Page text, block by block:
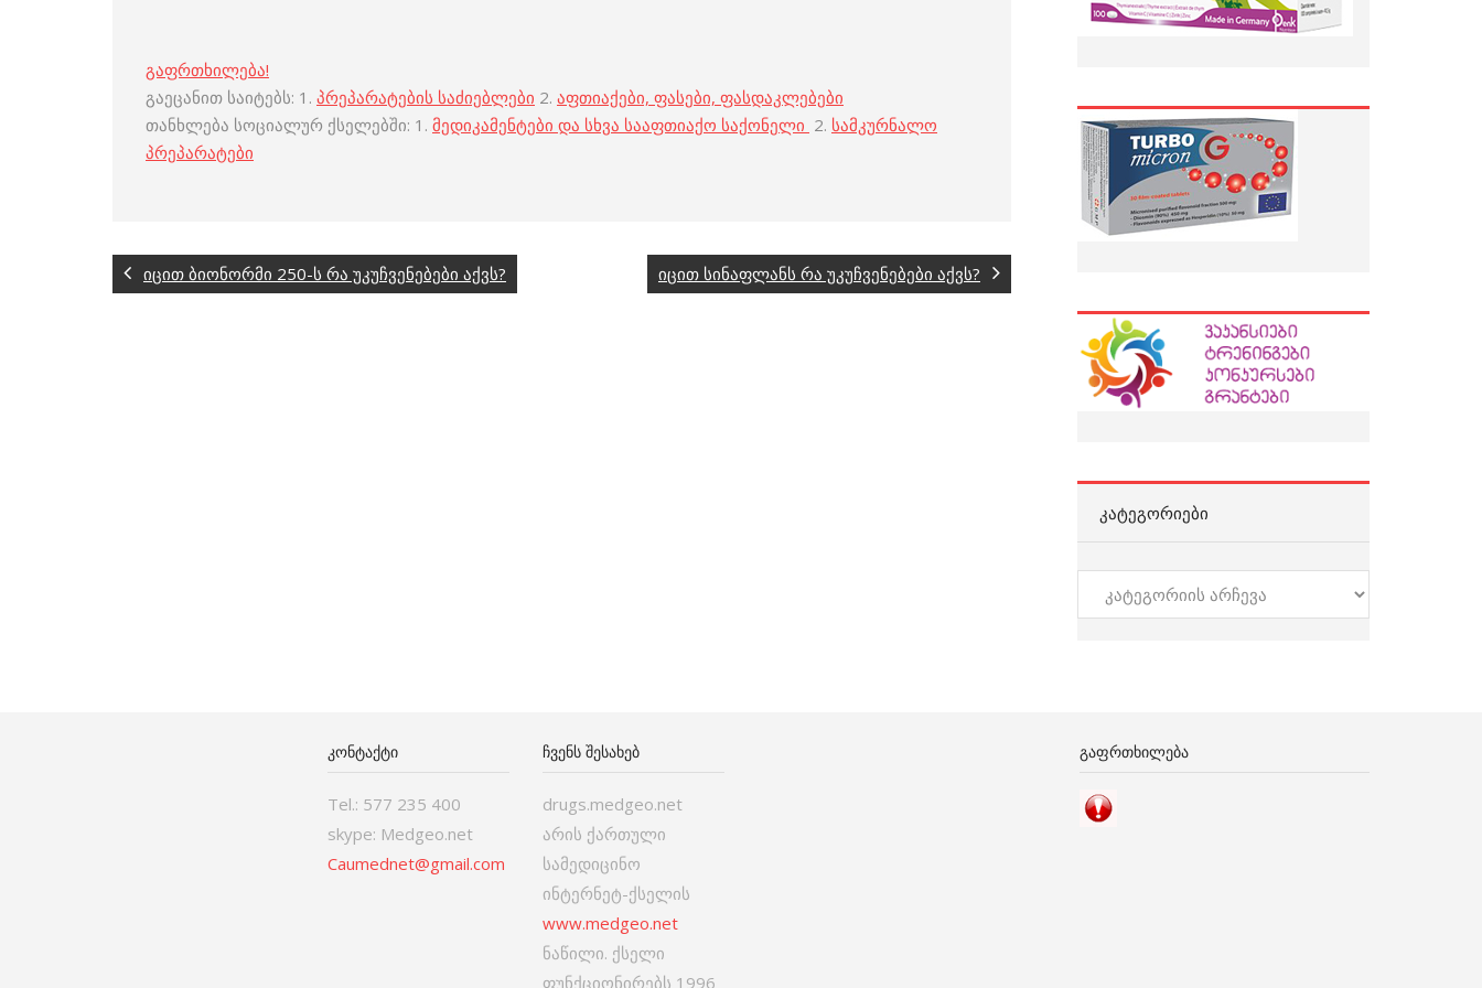
გაფრთხილება!
გაეცანით საიტებს: 1. პრეპარატების საძიებლები 2. აფთიაქები, ფასები, ფასდაკლებები
თანხლება სოციალურ ქსელებში: 1. მედიკამენტები და სხვა სააფთიაქო საქონელი 2. სამკურნალო
პრეპარატები
იცით ბიონორმი 250-ს რა უკუჩვენებები აქვს? იცით სინაფლანს რა უკუჩვენებები აქვს?
ᲙᲐᲢᲔᲒᲝᲠᲘᲔᲑᲘ
კატეგორიები
ᲙᲝᲜᲢᲐᲥᲢᲘ
Tel.: 577 235 400
skype: Medgeo.net
Caumednet@gmail.com
ᲩᲕᲔᲜᲡ ᲨᲔᲡᲐᲮᲔᲑ
drugs.medgeo.net
არის ქართული
სამედიცინო
ინტერნეტ-ქსელის
www.medgeo.net
ნაწილი. ქსელი
ფუნქციონირებს 1996
ᲒᲐᲤᲠᲗᲮᲘᲚᲔᲑᲐ